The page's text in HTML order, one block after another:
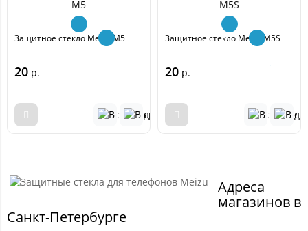
Защитное стекло Meizu M5
20 р.
Защитное стекло Meizu M5S
20 р.
Адреса
магазинов в
Санкт-Петербурге